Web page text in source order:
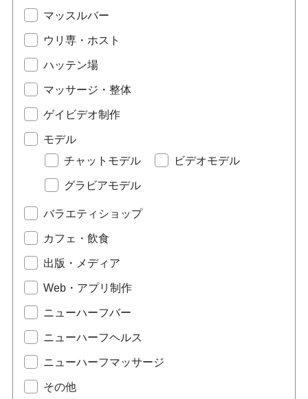
マッスルバー
ウリ専・ホスト
ハッテン場
マッサージ・整体
ゲイビデオ制作
モデル
チャットモデル
ビデオモデル
グラビアモデル
バラエティショップ
カフェ・飲食
出版・メディア
Web・アプリ制作
ニューハーフバー
ニューハーフヘルス
ニューハーフマッサージ
その他